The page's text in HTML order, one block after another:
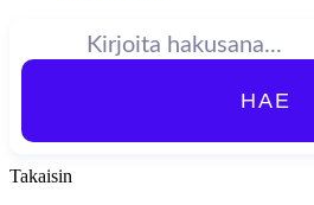
HAE
Takaisin